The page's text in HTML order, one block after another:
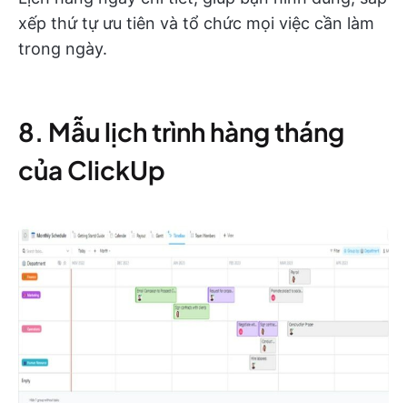
xếp thứ tự ưu tiên và tổ chức mọi việc cần làm
trong ngày.
8. Mẫu lịch trình hàng tháng
của ClickUp